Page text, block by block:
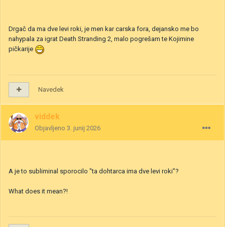
Drgač da ma dve levi roki, je men kar carska fora, dejansko me bo
nahypala za igrat Death Stranding 2, malo pogrešam te Kojimine
pičkarije
Navedek
viddek
Objavljeno 3. junij 2026
A je to subliminal sporocilo "ta dohtarca ima dve levi roki"?
What does it mean?!